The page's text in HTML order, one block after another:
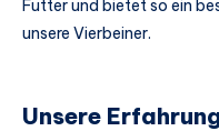
Futter und bietet so ein
unsere Vierbeiner.
Unsere